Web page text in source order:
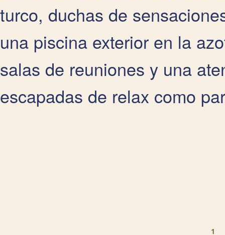
turco, duchas de
una piscina exterior en la
salas de reuniones y una
escapadas de relax como
1